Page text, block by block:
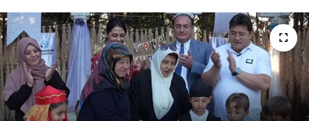
MAGAZİN
SAĞLIK
SPOR
11:11 MANŞET
Haber Arşivi